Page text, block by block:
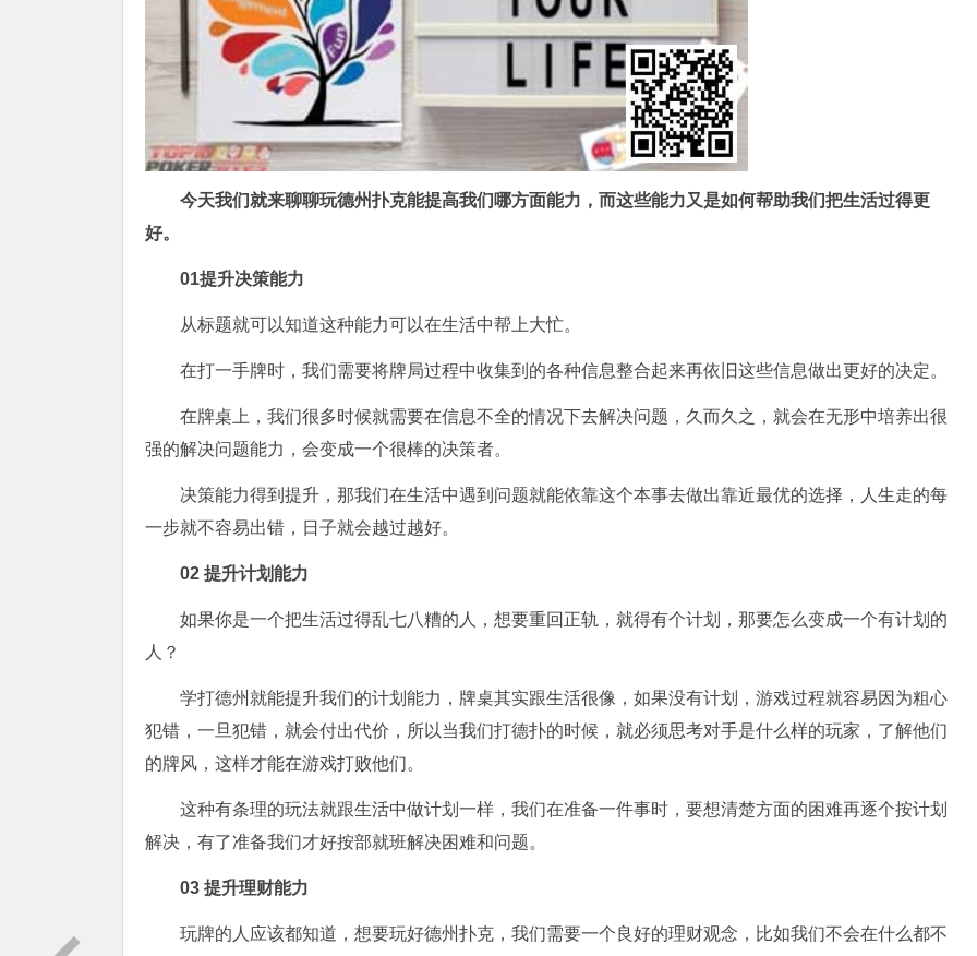
今天我们就来聊聊玩德州扑克能提高我们哪方面能力，而这些能力又是如何帮助我们把生活过得更
好。
01提升决策能力
从标题就可以知道这种能力可以在生活中帮上大忙。
在打一手牌时，我们需要将牌局过程中收集到的各种信息整合起来再依旧这些信息做出更好的决定。
在牌桌上，我们很多时候就需要在信息不全的情况下去解决问题，久而久之，就会在无形中培养出很
强的解决问题能力，会变成一个很棒的决策者。
决策能力得到提升，那我们在生活中遇到问题就能依靠这个本事去做出靠近最优的选择，人生走的每
一步就不容易出错，日子就会越过越好。
02 提升计划能力
如果你是一个把生活过得乱七八糟的人，想要重回正轨，就得有个计划，那要怎么变成一个有计划的
人？
学打德州就能提升我们的计划能力，牌桌其实跟生活很像，如果没有计划，游戏过程就容易因为粗心
犯错，一旦犯错，就会付出代价，所以当我们打德扑的时候，就必须思考对手是什么样的玩家，了解他们
的牌风，这样才能在游戏打败他们。
这种有条理的玩法就跟生活中做计划一样，我们在准备一件事时，要想清楚方面的困难再逐个按计划
解决，有了准备我们才好按部就班解决困难和问题。
03 提升理财能力
玩牌的人应该都知道，想要玩好德州扑克，我们需要一个良好的理财观念，比如我们不会在什么都不